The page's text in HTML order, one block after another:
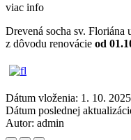
viac info
Drevená socha sv.
z dôvodu renovácie od
Dátum vloženia: 1. 10.
Dátum poslednej
Autor: admin